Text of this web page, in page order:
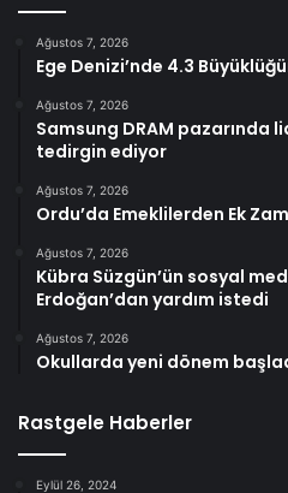
Ağustos 7, 2026
Ege Denizi’nde 4.3
Ağustos 7, 2026
Samsung DRAM pazarında
tedirgin ediyor
Ağustos 7, 2026
Ordu’da Emeklilerden Ek
Ağustos 7, 2026
Kübra Süzgün’ün sosyal
Erdoğan’dan yardım istedi
Ağustos 7, 2026
Okullarda yeni dönem
Rastgele Haberler
Eylül 26, 2024